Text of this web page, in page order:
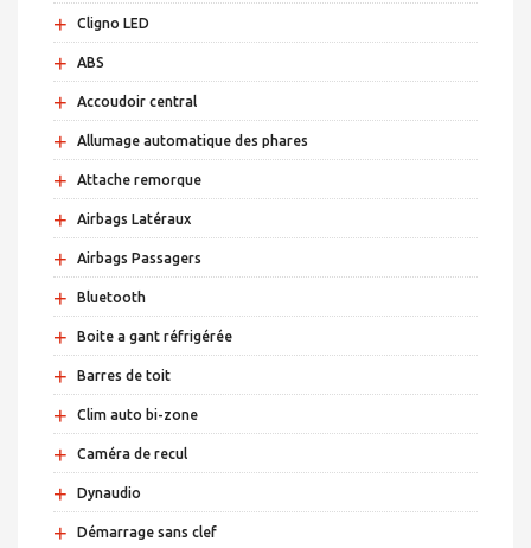
+ Cligno LED
+ ABS
+ Accoudoir central
+ Allumage automatique des phares
+ Attache remorque
+ Airbags Latéraux
+ Airbags Passagers
+ Bluetooth
+ Boite a gant réfrigérée
+ Barres de toit
+ Clim auto bi-zone
+ Caméra de recul
+ Dynaudio
+ Démarrage sans clef